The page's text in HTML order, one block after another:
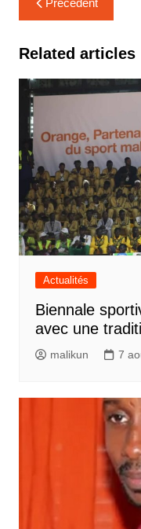
de
l’article
Précédent
Related articles
Actualités
Biennale
avec une
malikun 7